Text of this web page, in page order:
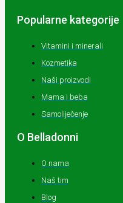
Popularne kategorije
Vitamini i minerali
Kozmetika
Naši proizvodi
Mama i beba
Samoliječenje
O Belladonni
O nama
Naš tim
Blog